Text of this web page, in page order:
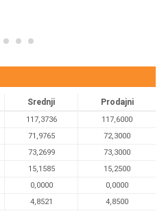
Srednji Prodajni
117,3736
117,6000
71,9765
72,3000
73,2699
73,3000
15,1585
15,2500
0,0000
0,0000
4,8521 4,8500